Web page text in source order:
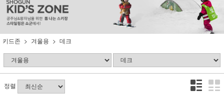
키드존 겨울용 데크
정렬